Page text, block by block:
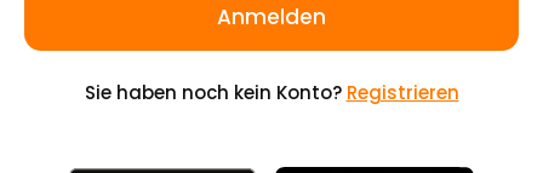
Anmelden
Sie haben noch kein Konto? Registrieren